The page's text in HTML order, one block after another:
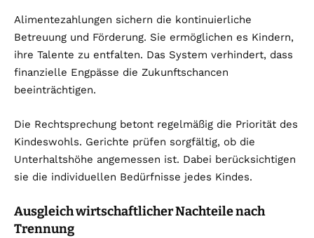
Alimentezahlungen sichern die kontinuierliche
Betreuung und Förderung. Sie ermöglichen es Kindern,
ihre Talente zu entfalten. Das System verhindert, dass
finanzielle Engpässe die Zukunftschancen
beeinträchtigen.
Die Rechtsprechung betont regelmäßig die Priorität des
Kindeswohls. Gerichte prüfen sorgfältig, ob die
Unterhaltshöhe angemessen ist. Dabei berücksichtigen
sie die individuellen Bedürfnisse jedes Kindes.
Ausgleich wirtschaftlicher Nachteile nach
Trennung